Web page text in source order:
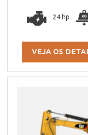
24 hp
VEJA OS